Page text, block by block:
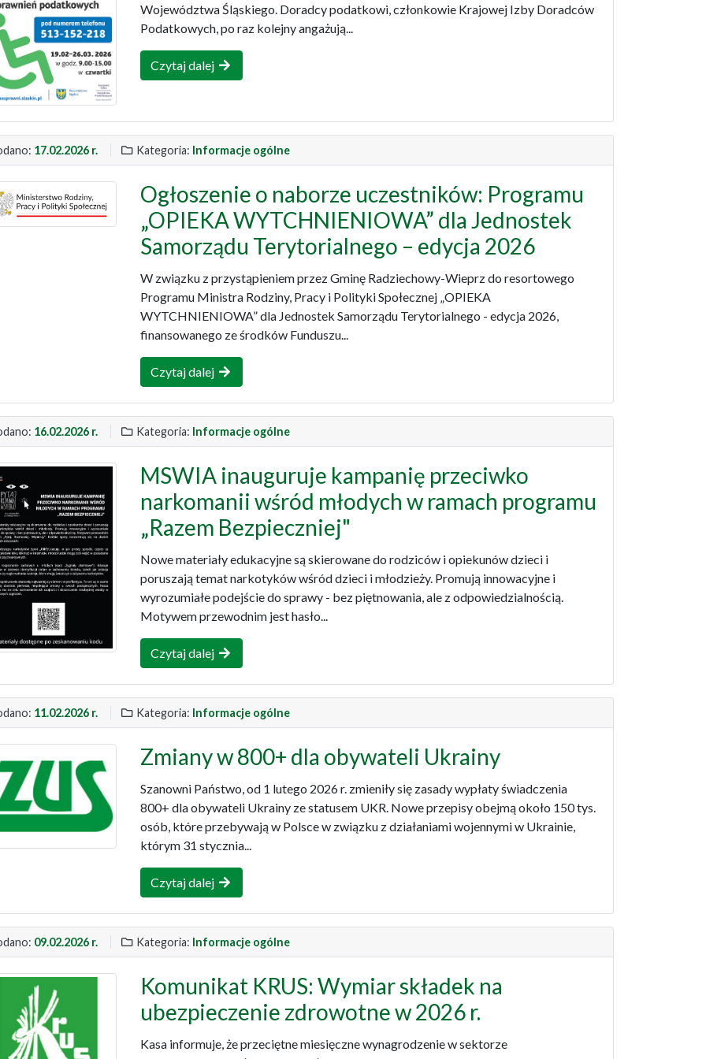
Województwa Śląskiego. Doradcy podatkowi, członkowie Krajowej Izby Doradców
Podatkowych, po raz kolejny angażują...
Czytaj dalej
17.02.2026 r. Kategoria: Informacje ogólne
Ogłoszenie o naborze uczestników: Programu
„OPIEKA WYTCHNIENIOWA” dla Jednostek
Samorządu Terytorialnego – edycja 2026
W związku z przystąpieniem przez Gminę Radziechowy-Wieprz do resortowego
Programu Ministra Rodziny, Pracy i Polityki Społecznej „OPIEKA
WYTCHNIENIOWA” dla Jednostek Samorządu Terytorialnego - edycja 2026,
finansowanego ze środków Funduszu...
Czytaj dalej
16.02.2026 r. Kategoria: Informacje ogólne
MSWIA inauguruje kampanię przeciwko
narkomanii wśród młodych w ramach programu
„Razem Bezpieczniej"
Nowe materiały edukacyjne są skierowane do rodziców i opiekunów dzieci i
poruszają temat narkotyków wśród dzieci i młodzieży. Promują innowacyjne i
wyrozumiałe podejście do sprawy - bez piętnowania, ale z odpowiedzialnością.
Motywem przewodnim jest hasło...
Czytaj dalej
11.02.2026 r. Kategoria: Informacje ogólne
Zmiany w 800+ dla obywateli Ukrainy
Szanowni Państwo, od 1 lutego 2026 r. zmieniły się zasady wypłaty świadczenia
800+ dla obywateli Ukrainy ze statusem UKR. Nowe przepisy obejmą około 150 tys.
osób, które przebywają w Polsce w związku z działaniami wojennymi w Ukrainie,
którym 31 stycznia...
Czytaj dalej
09.02.2026 r. Kategoria: Informacje ogólne
Komunikat KRUS: Wymiar składek na
ubezpieczenie zdrowotne w 2026 r.
Kasa informuje, że przeciętne miesięczne wynagrodzenie w sektorze